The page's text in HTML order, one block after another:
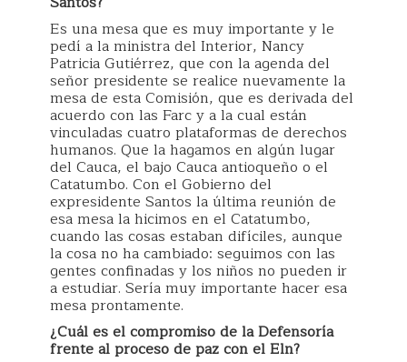
Es una mesa que es muy importante y le
pedí a la ministra del Interior, Nancy
Patricia Gutiérrez, que con la agenda del
señor presidente se realice nuevamente la
mesa de esta Comisión, que es derivada del
acuerdo con las Farc y a la cual están
vinculadas cuatro plataformas de derechos
humanos. Que la hagamos en algún lugar
del Cauca, el bajo Cauca antioqueño o el
Catatumbo. Con el Gobierno del
expresidente Santos la última reunión de
esa mesa la hicimos en el Catatumbo,
cuando las cosas estaban difíciles, aunque
la cosa no ha cambiado: seguimos con las
gentes confinadas y los niños no pueden ir
a estudiar. Sería muy importante hacer esa
mesa prontamente.
¿Cuál es el compromiso de la Defensoría
frente al proceso de paz con el Eln?